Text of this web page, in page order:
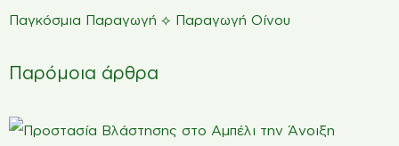
Παγκόσμια Παραγωγή ⟡ Παραγωγή Οίνου
Παρόμοια άρθρα